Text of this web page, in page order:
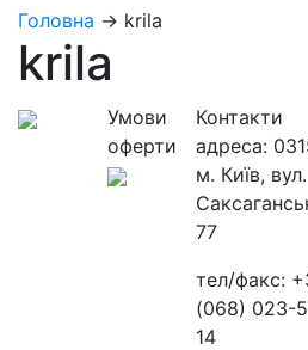
Головна → krila
krila
Умови
оферти
Контакти
адреса:
м. Київ, вул.
77
тел/факс:
(068) 023-
14